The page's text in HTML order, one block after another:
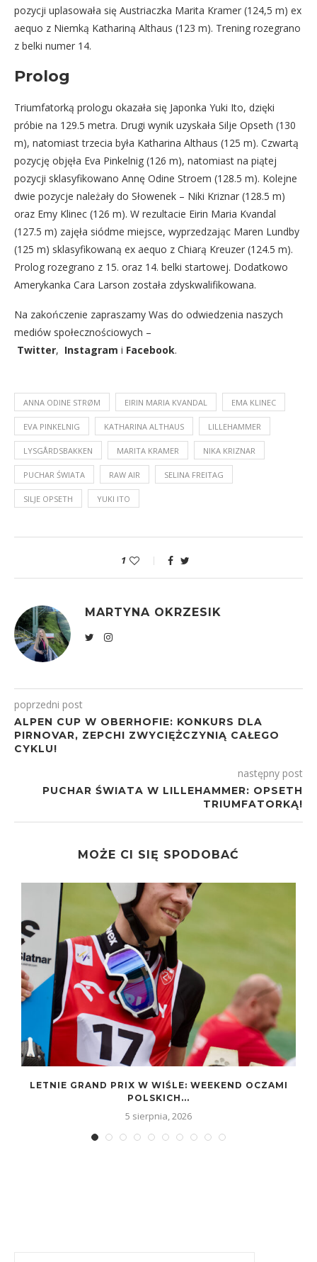
pozycji uplasowała się Austriaczka Marita Kramer (124,5 m) ex
aequo z Niemką Kathariną Althaus (123 m). Trening rozegrano
z belki numer 14.
Prolog
Triumfatorką prologu okazała się Japonka Yuki Ito, dzięki
próbie na 129.5 metra. Drugi wynik uzyskała Silje Opseth (130
m), natomiast trzecia była Katharina Althaus (125 m). Czwartą
pozycję objęła Eva Pinkelnig (126 m), natomiast na piątej
pozycji sklasyfikowano Annę Odine Stroem (128.5 m). Kolejne
dwie pozycje należały do Słowenek – Niki Kriznar (128.5 m)
oraz Emy Klinec (126 m). W rezultacie Eirin Maria Kvandal
(127.5 m) zajęła siódme miejsce, wyprzedzając Maren Lundby
(125 m) sklasyfikowaną ex aequo z Chiarą Kreuzer (124.5 m).
Prolog rozegrano z 15. oraz 14. belki startowej. Dodatkowo
Amerykanka Cara Larson została zdyskwalifikowana.
Na zakończenie zapraszamy Was do odwiedzenia naszych
mediów społecznościowych –
Twitter, Instagram i Facebook.
ANNA ODINE STRØM EIRIN MARIA KVANDAL EMA KLINEC
EVA PINKELNIG KATHARINA ALTHAUS LILLEHAMMER
LYSGÅRDSBAKKEN MARITA KRAMER NIKA KRIZNAR
PUCHAR ŚWIATA RAW AIR SELINA FREITAG
SILJE OPSETH YUKI ITO
1
MARTYNA OKRZESIK
poprzedni post
ALPEN CUP W OBERHOFIE: KONKURS DLA
PIRNOVAR, ZEPCHI ZWYCIĘŻCZYNIĄ CAŁEGO
CYKLU!
następny post
PUCHAR ŚWIATA W LILLEHAMMER: OPSETH
TRIUMFATORKĄ!
MOŻE CI SIĘ SPODOBAĆ
LETNIE GRAND PRIX W WIŚLE: WEEKEND OCZAMI
POLSKICH...
5 sierpnia, 2026